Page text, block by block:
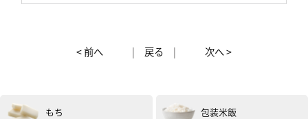
< 前へ | 戻る | 次へ >
もち 包装米飯